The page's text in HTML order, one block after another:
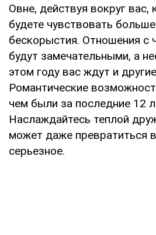
Овне, действуя вокруг вас,
будете чувствовать
бескорыстия. Отношения с
будут замечательными, а
этом году вас ждут и
Романтические
чем были за последние 12
Наслаждайтесь теплой
может даже превратиться
серьезное.